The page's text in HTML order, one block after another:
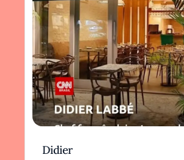
Didier